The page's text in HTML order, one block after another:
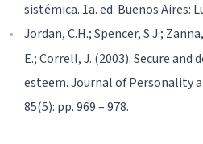
sistémica. 1a. ed. Buenos Aires:
Jordan, C.H.; Spencer, S.J.;
E.; Correll, J. (2003). Secure and
esteem. Journal of Personality
85(5): pp. 969 – 978.